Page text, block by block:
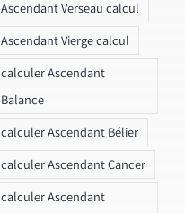
Ascendant Verseau calcul
Ascendant Vierge calcul
calculer Ascendant
Balance
calculer Ascendant Bélier
calculer Ascendant Cancer
calculer Ascendant